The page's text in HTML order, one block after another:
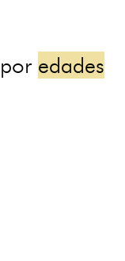
edades